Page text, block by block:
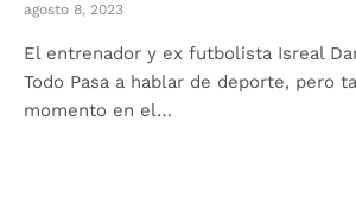
agosto 8, 2023
El entrenador y ex futbolista Isreal
Todo Pasa a hablar de deporte, pero
momento en el…